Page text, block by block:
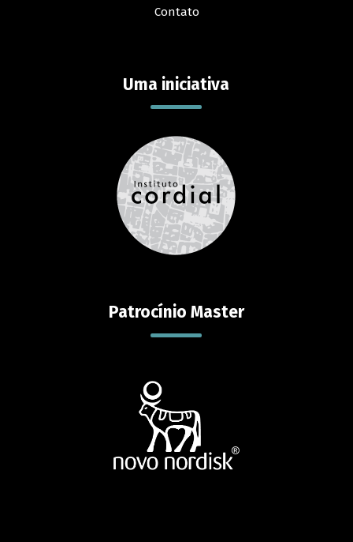
Uma iniciativa
Patrocínio Master
Contato